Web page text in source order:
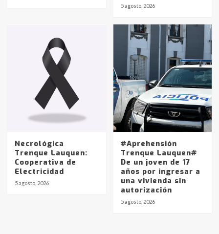
5 agosto, 2026
Necrológica
Trenque Lauquen:
Cooperativa de
Electricidad
5 agosto, 2026
#Aprehensión
Trenque Lauquen#
De un joven de 17
años por ingresar a
una vivienda sin
autorización
5 agosto, 2026
pampeanos que fueron
en la mañana del lunes
Accidente en Ruta 5: falleció un
joven de Trenque Lauquen
Los precios de los combustibles en
La Pampa, desde YPF hasta Axion
entre 857 a 1338 pesos
La Bolsa de Cereales de Bahía
Blanca anticipa que Agosto vendrá
con lluvias y heladas, en gran parte